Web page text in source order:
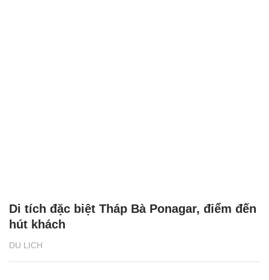
DU LỊCH
Di tích đặc biệt Tháp Bà Ponagar, điểm đến
hút khách